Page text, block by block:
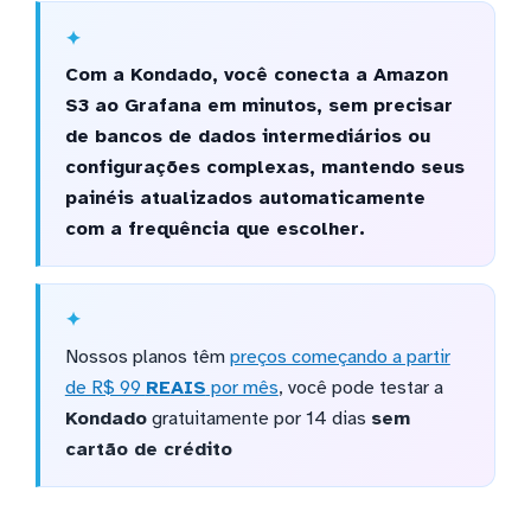
Com a Kondado, você conecta a Amazon
S3 ao Grafana em minutos, sem precisar
de bancos de dados intermediários ou
configurações complexas, mantendo seus
painéis atualizados automaticamente
com a frequência que escolher.
Nossos planos têm preços começando a partir
de R$ 99 REAIS por mês, você pode testar a
Kondadogratuitamente por 14 dias sem
cartão de crédito